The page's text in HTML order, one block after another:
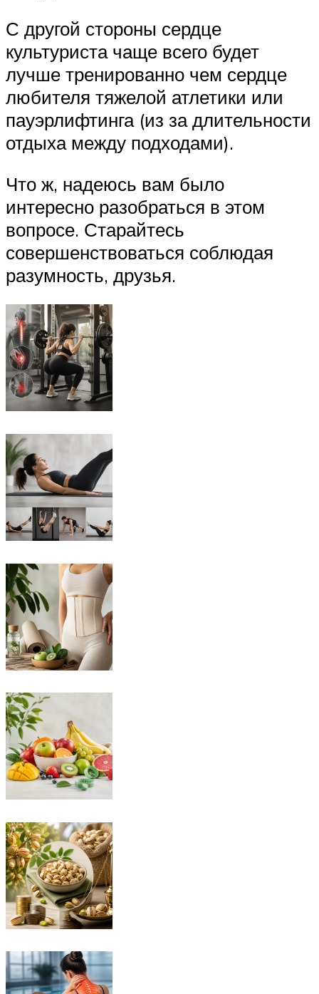
С другой стороны сердце
культуриста чаще всего будет
лучше тренированно чем сердце
любителя тяжелой атлетики или
пауэрлифтинга (из за длительности
отдыха между подходами).
Что ж, надеюсь вам было
интересно разобраться в этом
вопросе. Старайтесь
совершенствоваться соблюдая
разумность, друзья.